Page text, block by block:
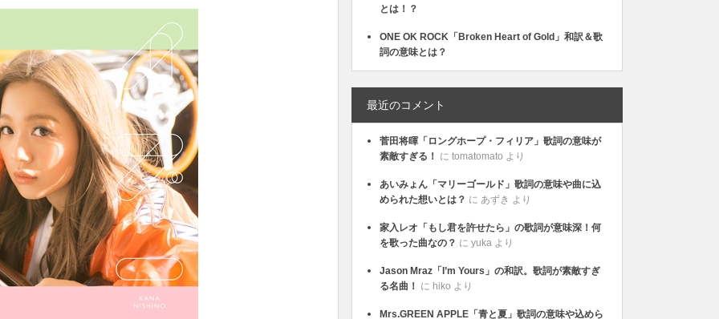
とは！？
ONE OK ROCK「Broken Heart of Gold」和訳＆歌
詞の意味とは？
最近のコメント
菅田将暉「ロングホープ・フィリア」歌詞の意味が
素敵すぎる！
に tomatomato より
あいみょん「マリーゴールド」歌詞の意味や曲に込
められた想いとは？ に あずき より
家入レオ「もし君を許せたら」の歌詞が意味深！何
を歌った曲なの？ に yuka より
Jason Mraz「I’m Yours」の和訳。歌詞が素敵すぎ
る名曲！
に hiko より
Mrs.GREEN APPLE「青と夏」歌詞の意味や込めら